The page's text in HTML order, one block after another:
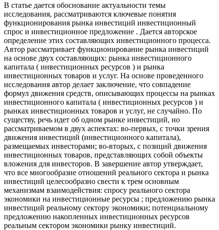
В статье дается обоснование актуальности темы
исследования, рассматриваются ключевые понятия
функционирования рынка инвестиций инвестиционный
спрос и инвестиционное предложение . Дается авторское
определение этих составляющих инвестиционного процесса.
Автор рассматривает функционирование рынка инвестиций
на основе двух составляющих: рынка инвестиционного
капитала ( инвестиционных ресурсов ) и рынка
инвестиционных товаров и услуг. На основе проведенного
исследования автор делает заключение, что совпадение
формул движения средств, описывающих процессы на рынках
инвестиционного капитала ( инвестиционных ресурсов ) и
рынках инвестиционных товаров и услуг, не случайно. По
существу, речь идет об одном рынке инвестиций, но
рассматриваемом в двух аспектах: во-первых, с точки зрения
движения инвестиций (инвестиционного капитала),
размещаемых инвесторами; во-вторых, с позиций движения
инвестиционных товаров, представляющих собой объекты
вложения для инвесторов. В завершение автор утверждает,
что все многообразие отношений реального сектора и рынка
инвестиций целесообразно свести к трем основным
механизмам взаимодействия: спросу реального сектора
экономики на инвестиционные ресурсы ; предложению рынка
инвестиций реальному сектору экономики; потенциальному
предложению накопленных инвестиционных ресурсов
реальным сектором экономики рынку инвестиций.